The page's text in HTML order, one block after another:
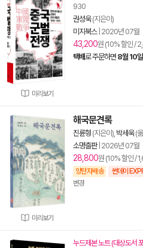
미리보기
930
권성욱(지은이)
미지북스| 2020년 07월
43,200원 (10% 할인 /
택배로 주문하면 8월 10
미리보기
해국문견록
진륜형 (지은이), 박세욱(
소명출판| 2026년 07월
28,800원 (10% 할인 /
양탄자배송 썬데이
변경
누드제본 노트 (대상도서